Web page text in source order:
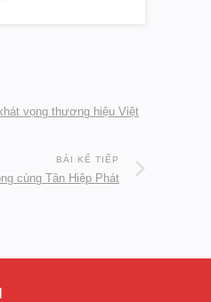
vọng thương hiệu Việt
BÀI KẾ TIẾP
cùng Tân Hiệp Phát